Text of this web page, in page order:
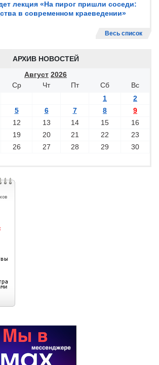
лекция «На пирог пришли соседи:
в современном краеведении»
Весь список
АРХИВ НОВОСТЕЙ
Август 2026
Ср Чт Пт Сб
Вс
1
2
5 6 7 8
9
12 13 14 15
16
19 20 21 22
23
26 27 28 29
30